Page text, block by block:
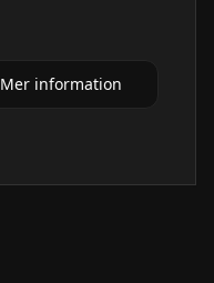
Mer information